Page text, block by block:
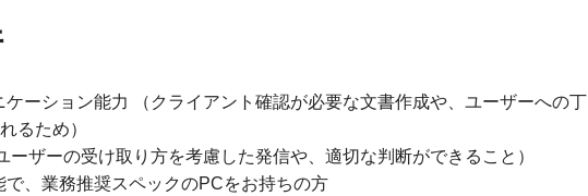
ケーション能力 （クライアント確認が必要な文書作成や、ユーザーへの丁
るため）
ーザーの受け取り方を考慮した発信や、適切な判断ができること）
で、業務推奨スペックのPCをお持ちの方